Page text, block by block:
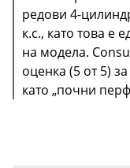
редови 4-
к.с., като това е
на модела.
оценка (5 от 5)
като „почни